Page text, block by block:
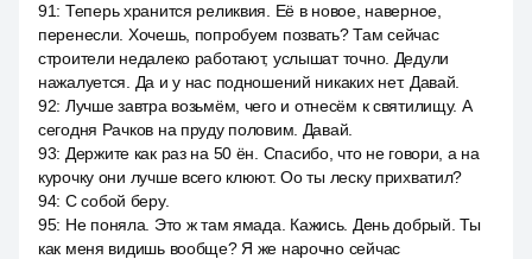
91: Теперь хранится реликвия. Её в новое, наверное,
перенесли. Хочешь, попробуем позвать? Там сейчас
строители недалеко работают, услышат точно. Дедули
нажалуется. Да и у нас подношений никаких нет. Давай.
92: Лучше завтра возьмём, чего и отнесём к святилищу. А
сегодня Рачков на пруду половим. Давай.
93: Держите как раз на 50 ён. Спасибо, что не говори, а на
курочку они лучше всего клюют. Оо ты леску прихватил?
94: С собой беру.
95: Не поняла. Это ж там ямада. Кажись. День добрый. Ты
как меня видишь вообще? Я же нарочно сейчас